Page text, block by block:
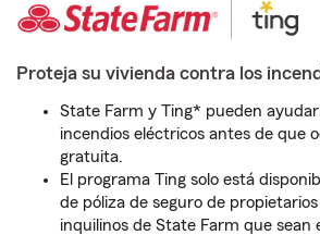
Proteja su vivienda contra los
State Farm y Ting* pueden
incendios eléctricos antes de que
gratuita.
El programa Ting solo está
de póliza de seguro de
inquilinos de State Farm que sean